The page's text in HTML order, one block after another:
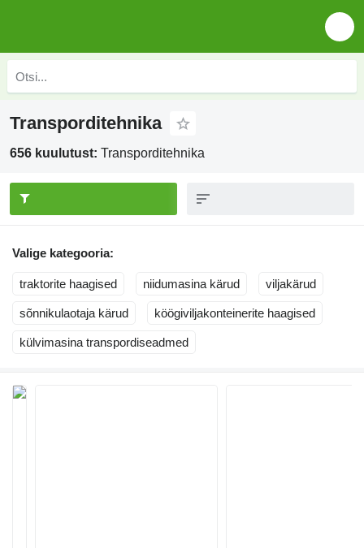
Transporditehnika
656 kuulutust: Transporditehnika
Valige kategooria:
traktorite haagised niidumasina kärud viljakärud
sõnnikulaotaja kärud köögiviljakonteinerite haagised
külvimasina transpordiseadmed